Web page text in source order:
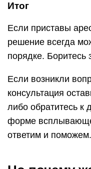
Итог
Если приставы
решение всегда
порядке. Боритесь
Если возникли
консультация
либо обратитесь к
форме
ответим и поможем.